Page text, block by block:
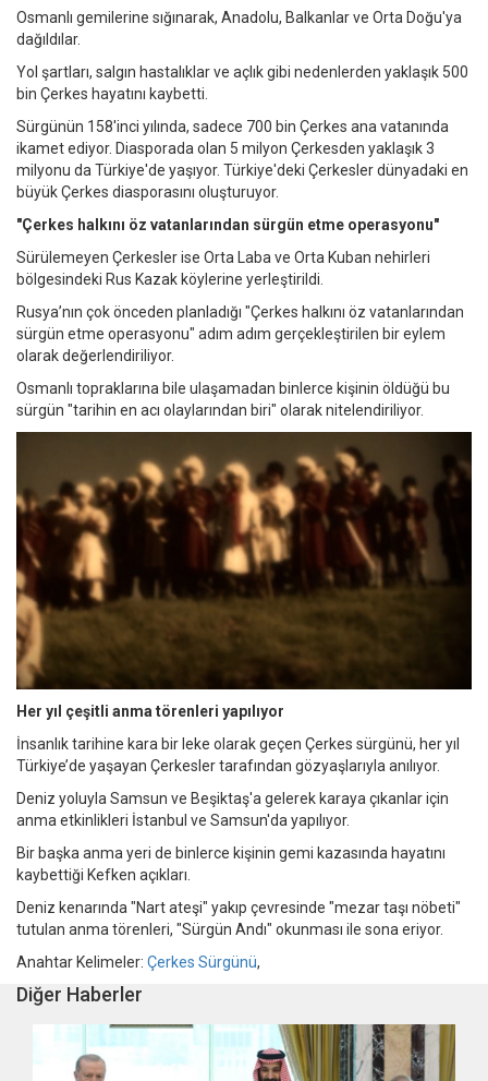
Osmanlı gemilerine sığınarak, Anadolu, Balkanlar ve Orta Doğu'ya
dağıldılar.
Yol şartları, salgın hastalıklar ve açlık gibi nedenlerden yaklaşık 500
bin Çerkes hayatını kaybetti.
Sürgünün 158'inci yılında, sadece 700 bin Çerkes ana vatanında
ikamet ediyor. Diasporada olan 5 milyon Çerkesden yaklaşık 3
milyonu da Türkiye'de yaşıyor. Türkiye'deki Çerkesler dünyadaki en
büyük Çerkes diasporasını oluşturuyor.
"Çerkes halkını öz vatanlarından sürgün etme operasyonu"
Sürülemeyen Çerkesler ise Orta Laba ve Orta Kuban nehirleri
bölgesindeki Rus Kazak köylerine yerleştirildi.
Rusya’nın çok önceden planladığı "Çerkes halkını öz vatanlarından
sürgün etme operasyonu" adım adım gerçekleştirilen bir eylem
olarak değerlendiriliyor.
Osmanlı topraklarına bile ulaşamadan binlerce kişinin öldüğü bu
sürgün "tarihin en acı olaylarından biri" olarak nitelendiriliyor.
Her yıl çeşitli anma törenleri yapılıyor
İnsanlık tarihine kara bir leke olarak geçen Çerkes sürgünü, her yıl
Türkiye’de yaşayan Çerkesler tarafından gözyaşlarıyla anılıyor.
Deniz yoluyla Samsun ve Beşiktaş'a gelerek karaya çıkanlar için
anma etkinlikleri İstanbul ve Samsun'da yapılıyor.
Bir başka anma yeri de binlerce kişinin gemi kazasında hayatını
kaybettiği Kefken açıkları.
Deniz kenarında "Nart ateşi" yakıp çevresinde "mezar taşı nöbeti"
tutulan anma törenleri, "Sürgün Andı" okunması ile sona eriyor.
Anahtar Kelimeler: Çerkes Sürgünü,
Diğer Haberler